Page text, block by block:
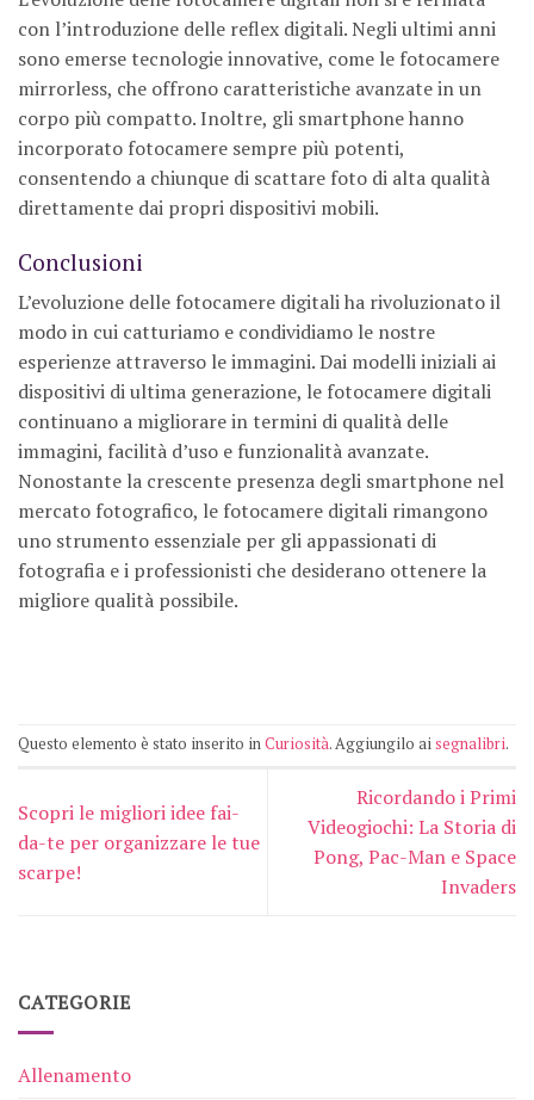
con l’introduzione delle reflex digitali. Negli ultimi anni
sono emerse tecnologie innovative, come le fotocamere
mirrorless, che offrono caratteristiche avanzate in un
corpo più compatto. Inoltre, gli smartphone hanno
incorporato fotocamere sempre più potenti,
consentendo a chiunque di scattare foto di alta qualità
direttamente dai propri dispositivi mobili.
Conclusioni
L’evoluzione delle fotocamere digitali ha rivoluzionato il
modo in cui catturiamo e condividiamo le nostre
esperienze attraverso le immagini. Dai modelli iniziali ai
dispositivi di ultima generazione, le fotocamere digitali
continuano a migliorare in termini di qualità delle
immagini, facilità d’uso e funzionalità avanzate.
Nonostante la crescente presenza degli smartphone nel
mercato fotografico, le fotocamere digitali rimangono
uno strumento essenziale per gli appassionati di
fotografia e i professionisti che desiderano ottenere la
migliore qualità possibile.
Questo elemento è stato inserito inCuriosità. Aggiungilo aisegnalibri.
Scopri le migliori idee fai-
da-te per organizzare le tue
scarpe!
Ricordando i Primi
Videogiochi: La Storia di
Pong, Pac-Man e Space
Invaders
CATEGORIE
Allenamento